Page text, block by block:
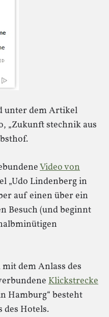
unter dem Artikel
„Zukunft stechnik aus
Video von
„Udo Lindenberg in
auf einen über ein
Besuch (und beginnt
dem Anlass des
Klickstrecke
Hamburg“ besteht
des Hotels.